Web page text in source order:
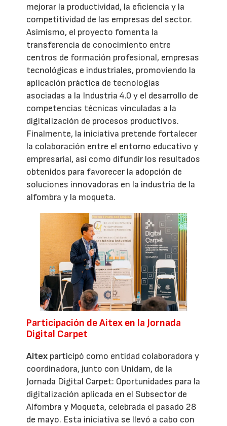
mejorar la productividad, la eficiencia y la
competitividad de las empresas del sector.
Asimismo, el proyecto fomenta la
transferencia de conocimiento entre
centros de formación profesional, empresas
tecnológicas e industriales, promoviendo la
aplicación práctica de tecnologías
asociadas a la Industria 4.0 y el desarrollo de
competencias técnicas vinculadas a la
digitalización de procesos productivos.
Finalmente, la iniciativa pretende fortalecer
la colaboración entre el entorno educativo y
empresarial, así como difundir los resultados
obtenidos para favorecer la adopción de
soluciones innovadoras en la industria de la
alfombra y la moqueta.
Participación de Aitex en la Jornada
Digital Carpet
Aitex participó como entidad colaboradora y
coordinadora, junto con Unidam, de la
Jornada Digital Carpet: Oportunidades para la
digitalización aplicada en el Subsector de
Alfombra y Moqueta, celebrada el pasado 28
de mayo. Esta iniciativa se llevó a cabo con